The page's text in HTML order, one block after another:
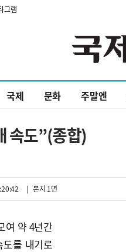
그램
국제 문화 주말엔
속도”(종합)
| 본지 1면
여 약 4년간
를 내기로